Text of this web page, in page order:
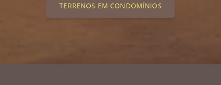
TERRENOS EM CONDOMÍNIOS